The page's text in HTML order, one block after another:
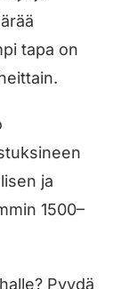
tapa on
ja
1500–
Pyydä